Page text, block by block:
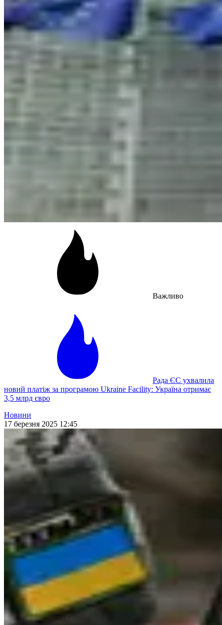
Важливо
Рада ЄС ухвалила
новий платіж за програмою Ukraine Facility: Україна отримає
3,5 млрд євро
Новини
17 березня 2025 12:45